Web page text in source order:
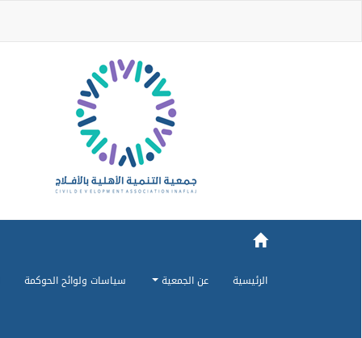
الرئيسية عن الجمعية سياسات ولوائح الحوكمة